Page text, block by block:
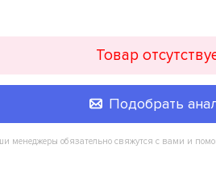
Товар
Подобрать
менеджеры обязательно свяжутся с вами и